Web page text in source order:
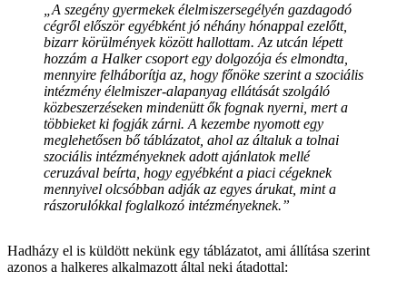
„A szegény gyermekek élelmiszersegélyén gazdagodó
cégről először egyébként jó néhány hónappal ezelőtt,
bizarr körülmények között hallottam. Az utcán lépett
hozzám a Halker csoport egy dolgozója és elmondta,
mennyire felháborítja az, hogy főnöke szerint a szociális
intézmény élelmiszer-alapanyag ellátását szolgáló
közbeszerzéseken mindenütt ők fognak nyerni, mert a
többieket ki fogják zárni. A kezembe nyomott egy
meglehetősen bő táblázatot, ahol az általuk a tolnai
szociális intézményeknek adott ajánlatok mellé
ceruzával beírta, hogy egyébként a piaci cégeknek
mennyivel olcsóbban adják az egyes árukat, mint a
rászorulókkal foglalkozó intézményeknek.”
Hadházy el is küldött nekünk egy táblázatot, ami állítása szerint
azonos a halkeres alkalmazott által neki átadottal: